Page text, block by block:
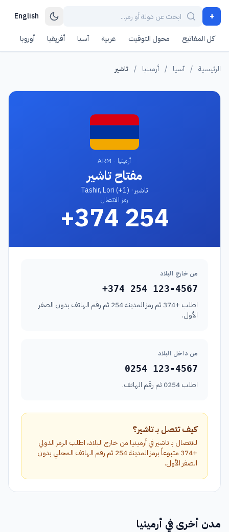
+
English
كل المفاتيح محول التوقيت عربية آسيا أفريقيا أوروبا
الرئيسية / آسيا / أرمينيا / تاشير
أرمينيا · ARM
مفتاح تاشير
تاشير · Tashir, Lori (+1)
رمز الاتصال
+374 254
من خارج البلاد
+374 254 123-4567
اطلب +374 ثم رمز المدينة 254 ثم رقم الهاتف بدون الصفر
الأول.
من داخل البلاد
0254 123-4567
اطلب 0254 ثم رقم الهاتف.
كيف تتصل بـ تاشير؟
للاتصال بـ تاشير في أرمينيا من خارج البلاد، اطلب الرمز الدولي
+374 متبوعاً برمز المدينة 254 ثم رقم الهاتف المحلي بدون
الصفر الأول.
مدن أخرى في أرمينيا